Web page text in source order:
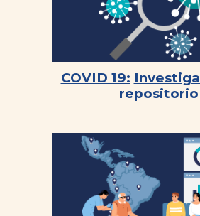
COVID 19:
repositorio